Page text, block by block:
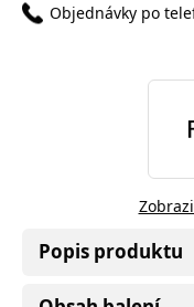
Objednávky po
Popis produktu